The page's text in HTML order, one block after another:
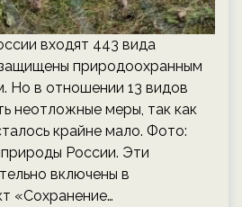
входят 443 вида
природоохранным
Но в отношении 13 видов
неотложные меры, так как
крайне мало. Фото:
России. Эти
включены в
«Сохранение…